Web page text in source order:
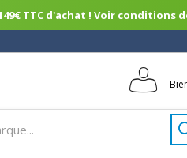
TTC d'achat ! Voir conditions